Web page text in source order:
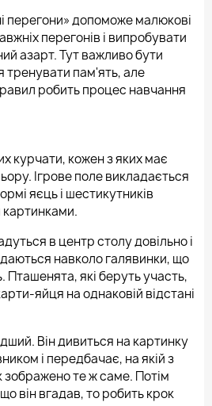
перегони» допоможе малюкові
перегонів і випробувати
азарт. Тут важливо бути
тренувати пам'ять, але
робить процес навчання
курчати, кожен з яких має
Ігрове поле викладається
яєць і шестикутників
картинками.
в центр столу довільно і
навколо галявинки, що
Пташенята, які беруть участь,
яйця на однаковій відстані
Він дивиться на картинку
і передбачає, на якій з
те ж саме. Потім
він вгадав, то робить крок